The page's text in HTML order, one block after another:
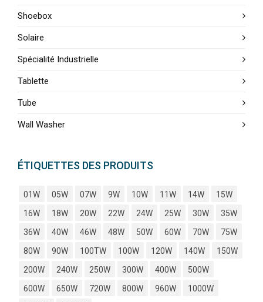
Shoebox
Solaire
Spécialité Industrielle
Tablette
Tube
Wall Washer
ÉTIQUETTES DES PRODUITS
01W 05W 07W 9W 10W 11W 14W
15W
16W
18W 20W 22W 24W 25W 30W
35W
36W
40W 46W 48W 50W 60W 70W
75W
80W
90W 100TW 100W 120W 140W
150W
200W
240W 250W 300W 400W
500W
600W
650W 720W 800W 960W
1000W